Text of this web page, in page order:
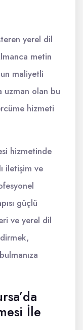
yerel dil
metin
maliyetli
uzman olan bu
hizmeti
hizmetinde
iletişim ve
güçlü
ve yerel dil
İle